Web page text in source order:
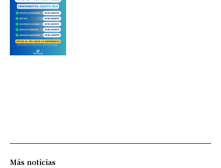
Más noticias